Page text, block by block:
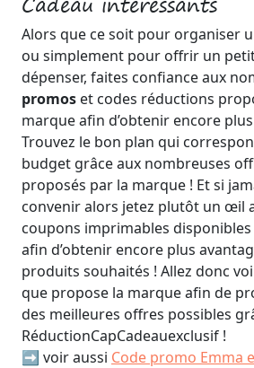
Alors que ce soit pour organiser
ou simplement pour offrir un
dépenser, faites confiance aux
promos et codes réductions
marque afin d’obtenir encore
Trouvez le bon plan qui
budget grâce aux nombreuses
proposés par la marque ! Et si
convenir alors jetez plutôt un œil
coupons imprimables
afin d’obtenir encore plus
produits souhaités ! Allez donc
que propose la marque afin de
des meilleures offres possibles
RéductionCapCadeauexclusif !
➡️ voir aussi Code promo Emma